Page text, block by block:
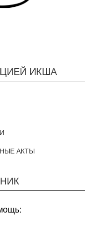
ИКША
АКТЫ